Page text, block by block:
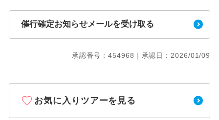
催行確定お知らせメールを受け取る
承認番号：454968｜承認日：2026/01/09
お気に入りツアーを見る